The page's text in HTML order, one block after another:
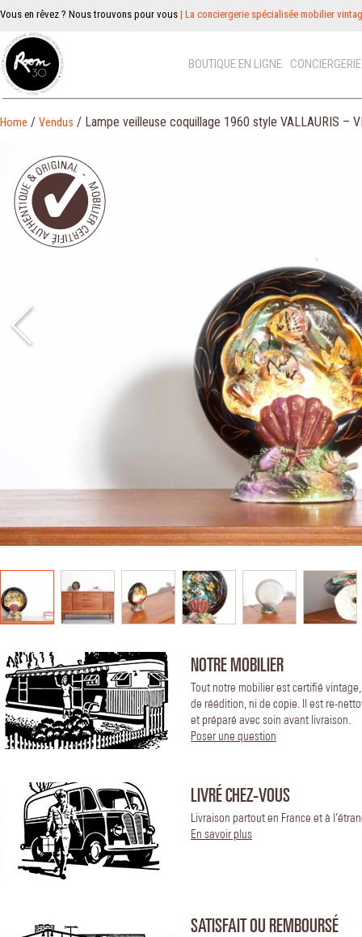
Vous en rêvez ? Nous trouvons pour vous | La conciergerie spécialisée mobilier
BOUTIQUE EN LIGNE
Home / Vendus / Lampe veilleuse coquillage 1960 style VALLAURIS –
NOTRE MOBILIER
Tout notre mobilier est certifié
de réédition, ni de copie. Il est re-
et préparé avec soin avant livraison.
Poser une question
LIVRÉ CHEZ-VOUS
Livraison partout en France et à
En savoir plus
SATISFAIT OU REMBOURSÉ